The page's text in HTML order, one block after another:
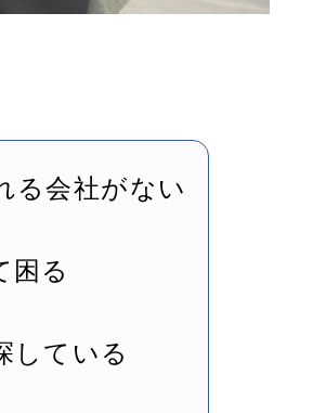
る会社がない
困る
している